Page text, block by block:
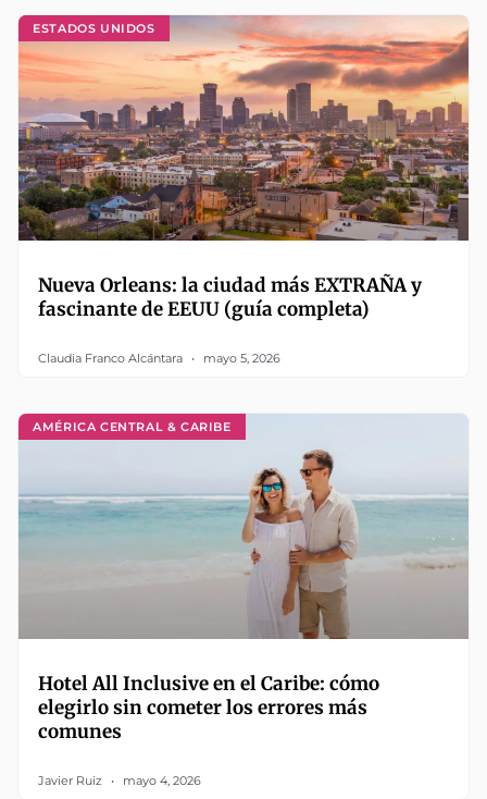
ESTADOS UNIDOS
Nueva Orleans: la ciudad más EXTRAÑA y
fascinante de EEUU (guía completa)
Claudia Franco Alcántara mayo 5, 2026
AMÉRICA CENTRAL & CARIBE
Hotel All Inclusive en el Caribe: cómo
elegirlo sin cometer los errores más
comunes
Javier Ruiz mayo 4, 2026